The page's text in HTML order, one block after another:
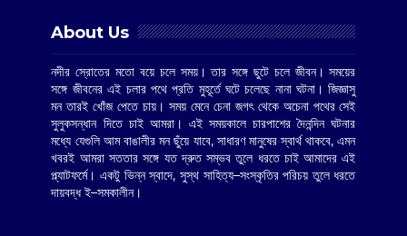
About Us
নদীর স্রোতের মতো বয়ে চলে সময়। তার সঙ্গে ছুটে চলে জীবন। সময়ের
সঙ্গে জীবনের এই চলার পথে প্রতি মুহূর্তে ঘটে চলেছে নানা ঘটনা। জিজ্ঞাসু
মন তারই খোঁজ পেতে চায়। সময় মেনে চেনা জগৎ থেকে অচেনা পথের সেই
সুলুকসন্ধান দিতে চাই আমরা। এই সময়কালে চারপাশের দৈনন্দিন ঘটনার
মধ্যে যেগুলি আম বাঙালীর মন ছুঁয়ে যাবে, সাধারণ মানুষের স্বার্থ থাকবে, এমন
খবরই আমরা সততার সঙ্গে যত দ্রুত সম্ভব তুলে ধরতে চাই আমাদের এই
প্ল্যাটফর্মে। একটু ভিন্ন স্বাদে, সুস্থ সাহিত্য–সংস্কৃতির পরিচয় তুলে ধরতে
দায়বদ্ধ ই–সমকালীন।